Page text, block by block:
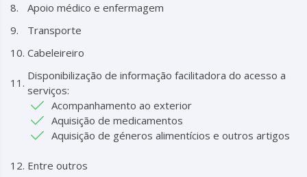
Apoio médico e enfermagem
Transporte
Cabeleireiro
Disponibilização de informação facilitadora do acesso a
serviços:
Acompanhamento ao exterior
Aquisição de medicamentos
Aquisição de géneros alimentícios e outros artigos
Entre outros